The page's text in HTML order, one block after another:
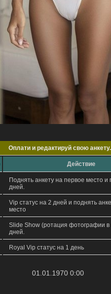
Oплати и редактируй свою анкету.
Действие
Поднять анкету на первое место и
дней.
Vip статус на 2 дней и поднять
место
Slide Show (ротация фотографии в
дней.
Royal Vip статус на 1 день
01.01.1970 0:00